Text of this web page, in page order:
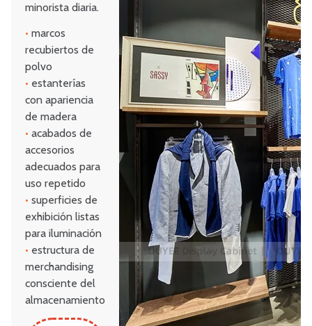
minorista diaria.
• marcos
recubiertos de
polvo
• estanterías
con apariencia
de madera
• acabados de
accesorios
adecuados para
uso repetido
• superficies de
exhibición listas
para iluminación
• estructura de
merchandising
consciente del
almacenamiento